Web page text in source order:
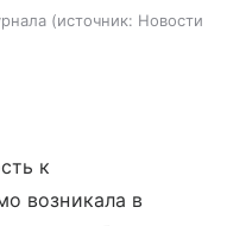
источник: Новости
к
возникала в